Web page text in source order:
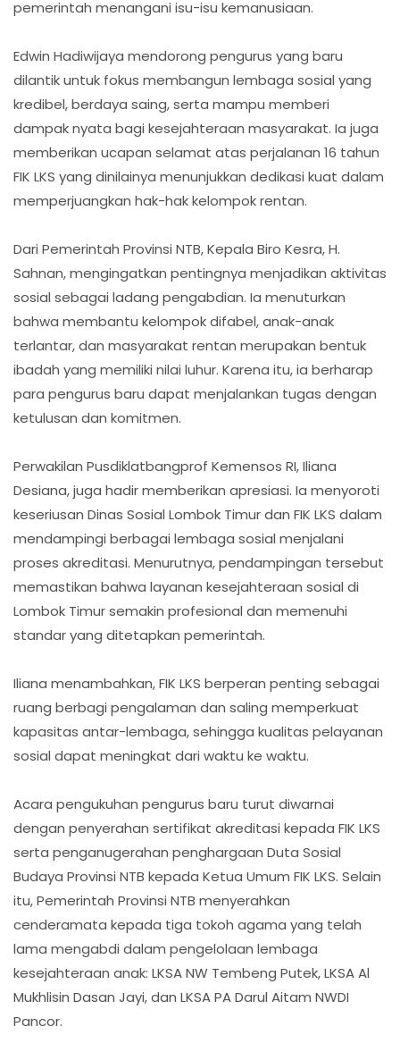
pemerintah menangani isu-isu kemanusiaan.
Edwin Hadiwijaya mendorong pengurus yang baru
dilantik untuk fokus membangun lembaga sosial yang
kredibel, berdaya saing, serta mampu memberi
dampak nyata bagi kesejahteraan masyarakat. Ia juga
memberikan ucapan selamat atas perjalanan 16 tahun
FIK LKS yang dinilainya menunjukkan dedikasi kuat dalam
memperjuangkan hak-hak kelompok rentan.
Dari Pemerintah Provinsi NTB, Kepala Biro Kesra, H.
Sahnan, mengingatkan pentingnya menjadikan aktivitas
sosial sebagai ladang pengabdian. Ia menuturkan
bahwa membantu kelompok difabel, anak-anak
terlantar, dan masyarakat rentan merupakan bentuk
ibadah yang memiliki nilai luhur. Karena itu, ia berharap
para pengurus baru dapat menjalankan tugas dengan
ketulusan dan komitmen.
Perwakilan Pusdiklatbangprof Kemensos RI, Iliana
Desiana, juga hadir memberikan apresiasi. Ia menyoroti
keseriusan Dinas Sosial Lombok Timur dan FIK LKS dalam
mendampingi berbagai lembaga sosial menjalani
proses akreditasi. Menurutnya, pendampingan tersebut
memastikan bahwa layanan kesejahteraan sosial di
Lombok Timur semakin profesional dan memenuhi
standar yang ditetapkan pemerintah.
Iliana menambahkan, FIK LKS berperan penting sebagai
ruang berbagi pengalaman dan saling memperkuat
kapasitas antar-lembaga, sehingga kualitas pelayanan
sosial dapat meningkat dari waktu ke waktu.
Acara pengukuhan pengurus baru turut diwarnai
dengan penyerahan sertifikat akreditasi kepada FIK LKS
serta penganugerahan penghargaan Duta Sosial
Budaya Provinsi NTB kepada Ketua Umum FIK LKS. Selain
itu, Pemerintah Provinsi NTB menyerahkan
cenderamata kepada tiga tokoh agama yang telah
lama mengabdi dalam pengelolaan lembaga
kesejahteraan anak: LKSA NW Tembeng Putek, LKSA Al
Mukhlisin Dasan Jayi, dan LKSA PA Darul Aitam NWDI
Pancor.